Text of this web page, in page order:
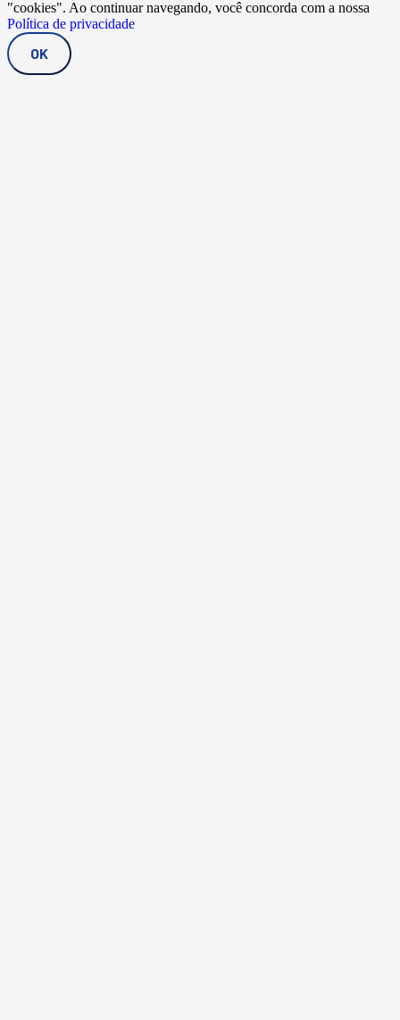
"cookies". Ao continuar navegando, você concorda com a nossa
Política de privacidade
OK